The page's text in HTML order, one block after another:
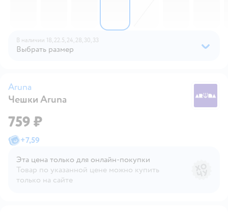
В наличии 18, 22.5, 24, 28, 30, 33
Выбрать размер
Aruna
Чешки Aruna
759 ₽
+7,59
Эта цена только для онлайн‑покупки
Товар по указанной цене можно купить
только на сайте